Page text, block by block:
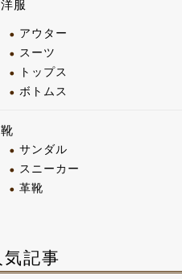
洋服
アウター
スーツ
トップス
ボトムス
靴
サンダル
スニーカー
革靴
人気記事